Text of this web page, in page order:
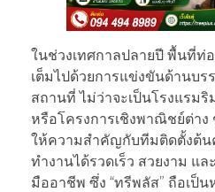
ในช่วงเทศกาลปลายปี พื้นที่ท่
เต็มไปด้วยการแข่งขันด้านบร
สถานที่ ไม่ว่าจะเป็นโรงแรมริ
หรือโครงการเชิงพาณิชย์ต่าง
ให้ความสำคัญกับทีมติดตั้งต้น
ทำงานได้รวดเร็ว สวยงาม แ
มืออาชีพ ซึ่ง “ทรีพลัส” ถือเป็